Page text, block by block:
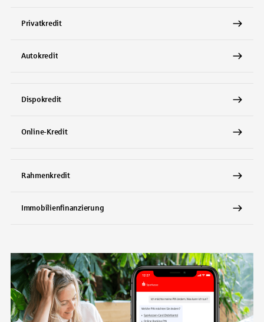
Privatkredit
Autokredit
Dispokredit
Online-Kredit
Rahmenkredit
Immobilienfinanzierung